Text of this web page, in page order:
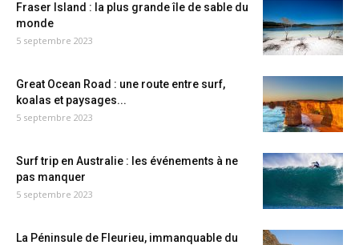
Fraser Island : la plus grande île de sable du
monde
5 septembre 2023
Great Ocean Road : une route entre surf,
koalas et paysages...
5 septembre 2023
Surf trip en Australie : les événements à ne
pas manquer
5 septembre 2023
La Péninsule de Fleurieu, immanquable du